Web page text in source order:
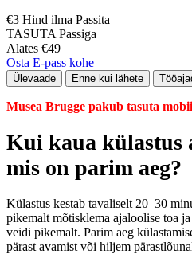
€3 Hind ilma Passita
TASUTA Passiga
Alates €49
Osta E-pass kohe
Ülevaade Enne kui lähete
Musea Brugge pakub tasuta
Kui kaua külastus
mis on parim aeg?
Külastus kestab tavaliselt 20–30
pikemalt mõtisklema ajaloolise toa
veidi pikemalt. Parim aeg
pärast avamist või hiljem